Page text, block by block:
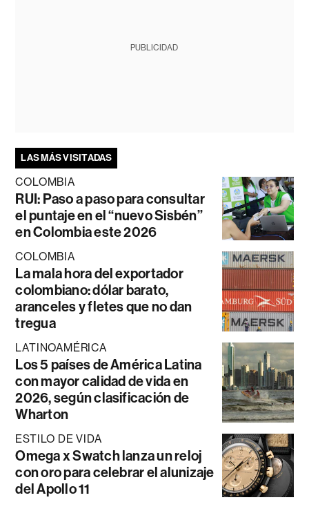
PUBLICIDAD
LAS MÁS VISITADAS
COLOMBIA
RUI: Paso a paso para consultar
el puntaje en el “nuevo Sisbén”
en Colombia este 2026
COLOMBIA
La mala hora del exportador
colombiano: dólar barato,
aranceles y fletes que no dan
tregua
LATINOAMÉRICA
Los 5 países de América Latina
con mayor calidad de vida en
2026, según clasificación de
Wharton
ESTILO DE VIDA
Omega x Swatch lanza un reloj
con oro para celebrar el alunizaje
del Apollo 11